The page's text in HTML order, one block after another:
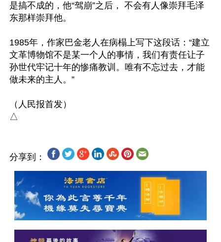
是搞不成的，他“驾崩”之后， 不会有人像崇拜毛泽
东那样崇拜他。
1985年，作家巴金老人在病榻上写下这段话：“建立
文革博物馆不是某一个人的事情，我们有责任让子
孙世代牢记十年的惨痛教训。唯有不忘过去，才能
做未来的主人。”
（人民报首发）
分享到：